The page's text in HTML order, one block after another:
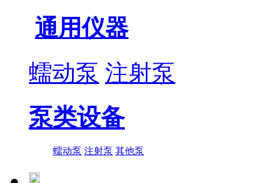
通用仪器
蠕动泵 注射泵
泵类设备
蠕动泵 注射泵 其他泵